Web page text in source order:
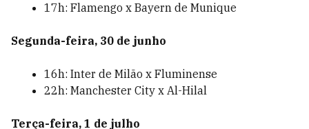
17h: Flamengo x Bayern de Munique
Segunda-feira, 30 de junho
16h: Inter de Milão x Fluminense
22h: Manchester City x Al-Hilal
Terça-feira, 1 de julho